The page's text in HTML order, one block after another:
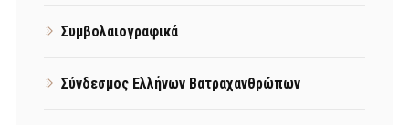
Συμβολαιογραφικά
Σύνδεσμος Ελλήνων Βατραχανθρώπων